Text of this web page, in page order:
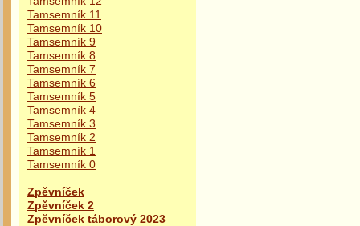
Tamsemník 11
Tamsemník 10
Tamsemník 9
Tamsemník 8
Tamsemník 7
Tamsemník 6
Tamsemník 5
Tamsemník 4
Tamsemník 3
Tamsemník 2
Tamsemník 1
Tamsemník 0
Zpěvníček
Zpěvníček 2
Zpěvníček táborový 2023